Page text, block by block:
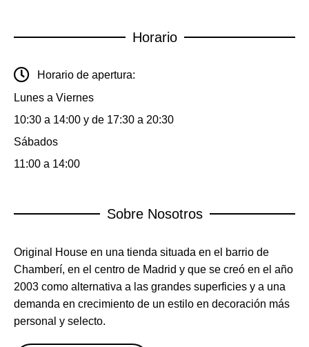
Horario
Horario de apertura:
Lunes a Viernes
10:30 a 14:00 y de 17:30 a 20:30
Sábados
11:00 a 14:00
Sobre Nosotros
Original House en una tienda situada en el barrio de
Chamberí, en el centro de Madrid y que se creó en el año
2003 como alternativa a las grandes superficies y a una
demanda en crecimiento de un estilo en decoración más
personal y selecto.